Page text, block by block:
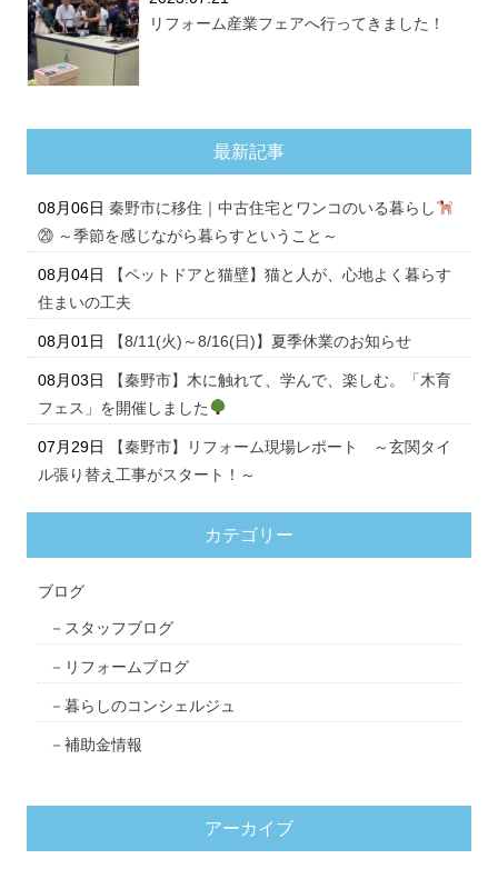
リフォーム産業フェアへ行ってきました！
最新記事
08月06日 秦野市に移住｜中古住宅とワンコのいる暮らし
⑳ ～季節を感じながら暮らすということ～
08月04日
【ペットドアと猫壁】猫と人が、心地よく暮らす
住まいの工夫
08月01日 【8/11(火)～8/16(日)】夏季休業のお知らせ
08月03日
【秦野市】木に触れて、学んで、楽しむ。「木育
フェス」を開催しました
07月29日
【秦野市】リフォーム現場レポート ～玄関タイ
ル張り替え工事がスタート！～
カテゴリー
ブログ
スタッフブログ
リフォームブログ
暮らしのコンシェルジュ
補助金情報
アーカイブ